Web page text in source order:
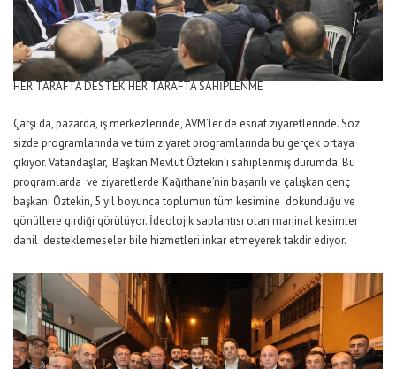
HER TARAFTA DESTEK HER TARAFTA SAHİPLENME
Çarşı da, pazarda, iş merkezlerinde, AVM’ler de esnaf ziyaretlerinde. Söz
sizde programlarında ve tüm ziyaret programlarında bu gerçek ortaya
çıkıyor. Vatandaşlar, Başkan Mevlüt Öztekin’i sahiplenmiş durumda. Bu
programlarda ve ziyaretlerde Kağıthane’nin başarılı ve çalışkan genç
başkanı Öztekin, 5 yıl boyunca toplumun tüm kesimine dokunduğu ve
gönüllere girdiği görülüyor. İdeolojik saplantısı olan marjinal kesimler
dahil desteklemeseler bile hizmetleri inkar etmeyerek takdir ediyor.